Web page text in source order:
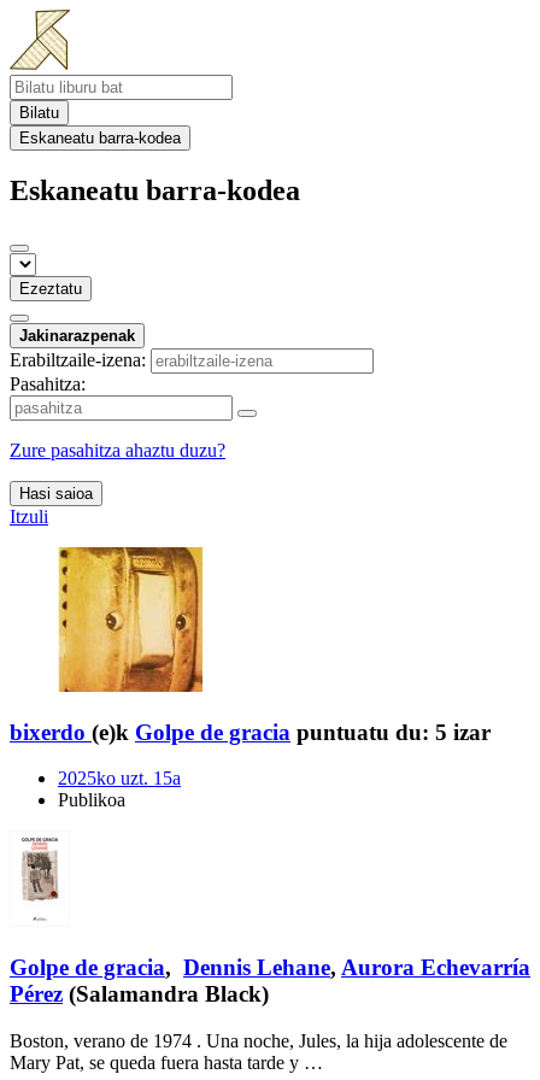
Bilatu
Eskaneatu barra-kodea
Eskaneatu barra-kodea
Ezeztatu
Jakinarazpenak
Erabiltzaile-izena:
Pasahitza:
Zure pasahitza ahaztu duzu?
Hasi saioa
Itzuli
bixerdo (e)k Golpe de gracia puntuatu du: 5 izar
2025ko uzt. 15a
Publikoa
Golpe de gracia, Dennis Lehane, Aurora Echevarría
Pérez (Salamandra Black)
Boston, verano de 1974 . Una noche, Jules, la hija adolescente de
Mary Pat, se queda fuera hasta tarde y …